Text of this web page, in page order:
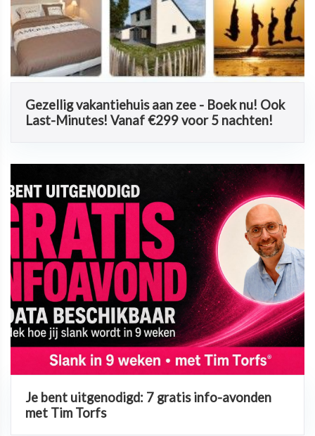
Gezellig vakantiehuis aan zee - Boek nu! Ook
Last-Minutes! Vanaf €299 voor 5 nachten!
Je bent uitgenodigd: 7 gratis info-avonden
met Tim Torfs